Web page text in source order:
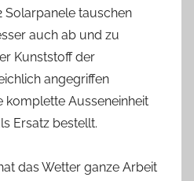
Solarpanele tauschen
auch ab und zu
Kunststoff der
angegriffen
komplette Ausseneinheit
Ersatz bestellt.
das Wetter ganze Arbeit